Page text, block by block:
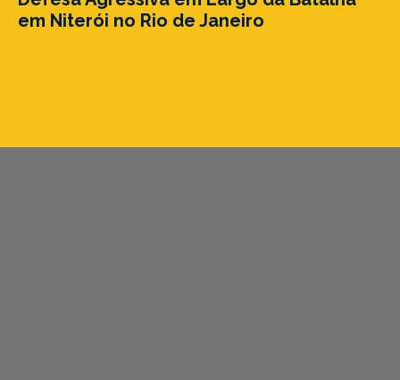
em Niterói no Rio de Janeiro